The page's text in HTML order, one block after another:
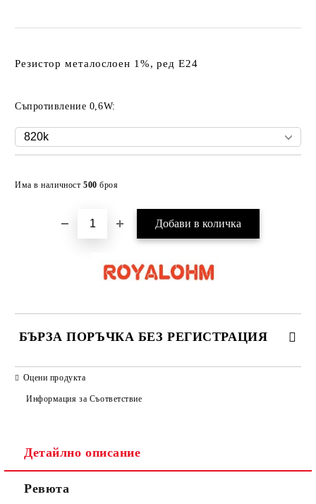
Резистор металослоен 1%, ред Е24
Съпротивление 0,6W:
Има в наличност 500 броя
БЪРЗА ПОРЪЧКА БЕЗ РЕГИСТРАЦИЯ
Съгласен съм с
Ние ще се свържем с вас в рамките на работния ден.
Оцени продукта
Информация за Съответствие
Детайлно описание
Ревюта